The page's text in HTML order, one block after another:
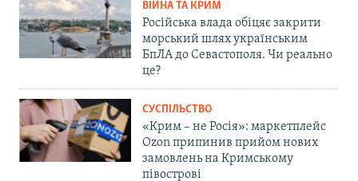
ВІЙНА ТА КРИМ
Російська влада обіцяє закрити
морський шлях українським
БпЛА до Севастополя. Чи реально
це?
СУСПІЛЬСТВО
«Крим – не Росія»: маркетплейс
Ozon припинив прийом нових
замовлень на Кримському
півострові